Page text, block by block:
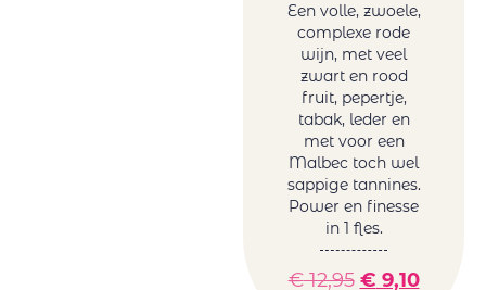
Een volle, zwoele,
complexe rode
wijn, met veel
zwart en rood
fruit, pepertje,
tabak, leder en
met voor een
Malbec toch wel
sappige tannines.
Power en finesse
in 1 fles.
€12,95 € 9,10